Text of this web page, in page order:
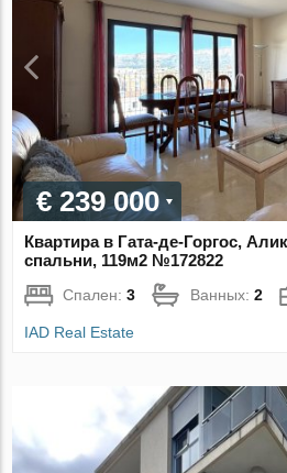
€ 239 000
Квартира в Гата-де-Горгос,
спальни, 119м2 №172822
Спален:3 Ванных:2
IAD Real Estate